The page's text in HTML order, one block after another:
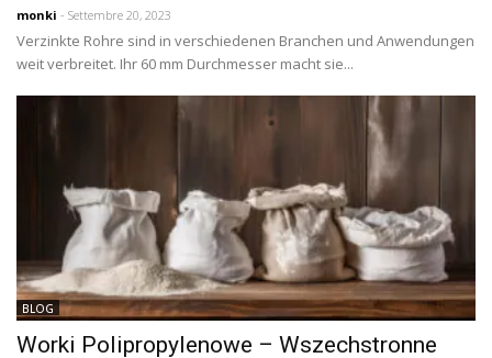
monki - Settembre 20, 2023
Verzinkte Rohre sind in verschiedenen Branchen und Anwendungen
weit verbreitet. Ihr 60 mm Durchmesser macht sie...
BLOG
Worki Polipropylenowe – Wszechstronne